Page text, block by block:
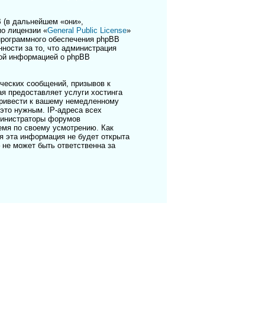
(в дальнейшем «они»,
лицензии «General Public License»
обеспечения phpBB
за то, что администрация
информацией о phpBB
сообщений, призывов к
предоставляет услуги хостинга
к вашему немедленному
нужным. IP-адреса всех
форумов
по своему усмотрению. Как
эта информация не будет открыта
может быть ответственна за